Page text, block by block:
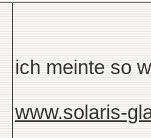
ich meinte so
www.solaris-